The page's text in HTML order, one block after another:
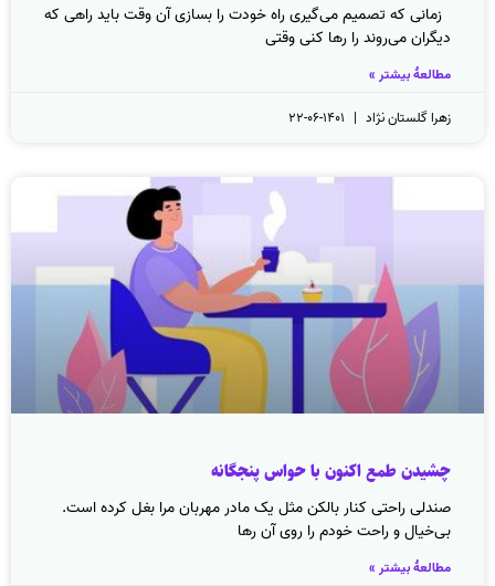
زمانی که تصمیم می‌گیری راه خودت را بسازی آن وقت باید راهی که
دیگران می‌روند را رها کنی وقتی
مطالعهٔ بیشتر »
زهرا گلستان نژاد
چشیدن طمع اکنون با حواس پنجگانه
صندلی راحتی کنار بالکن مثل یک مادر مهربان مرا بغل کرده است.
بی‌خیال و راحت خودم را روی آن رها
مطالعهٔ بیشتر »